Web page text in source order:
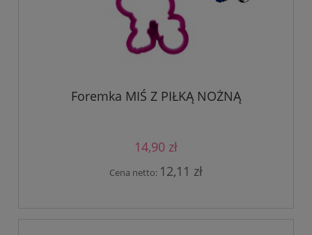
Foremka MIŚ Z PIŁKĄ NOŻNĄ
14,90 zł
Cena netto: 12,11 zł